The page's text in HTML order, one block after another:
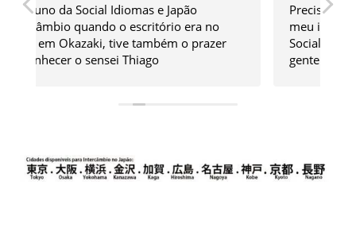
Precisei fazer um curso do N5 para fazer o
meu intercâmbio e encontrei tudo aqui na
Social e Japão Intercâmbio, sensei é muito
gente boa e fala de tudo que viveu no
tipo de dica é essencial!